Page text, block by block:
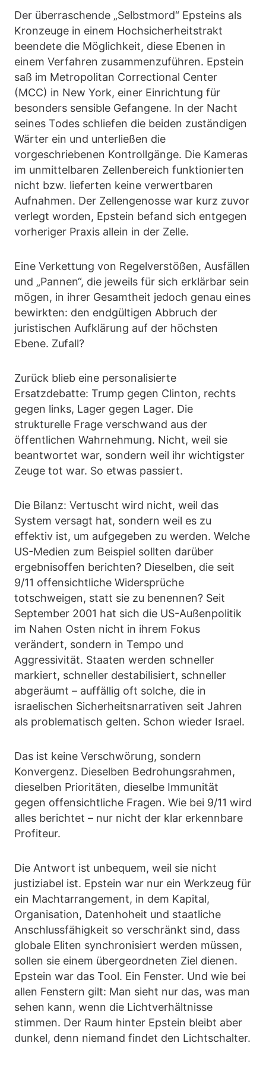
Der überraschende „Selbstmord“ Epsteins als
Kronzeuge in einem Hochsicherheitstrakt
beendete die Möglichkeit, diese Ebenen in
einem Verfahren zusammenzuführen. Epstein
saß im Metropolitan Correctional Center
(MCC) in New York, einer Einrichtung für
besonders sensible Gefangene. In der Nacht
seines Todes schliefen die beiden zuständigen
Wärter ein und unterließen die
vorgeschriebenen Kontrollgänge. Die Kameras
im unmittelbaren Zellenbereich funktionierten
nicht bzw. lieferten keine verwertbaren
Aufnahmen. Der Zellengenosse war kurz zuvor
verlegt worden, Epstein befand sich entgegen
vorheriger Praxis allein in der Zelle.
Eine Verkettung von Regelverstößen, Ausfällen
und „Pannen“, die jeweils für sich erklärbar sein
mögen, in ihrer Gesamtheit jedoch genau eines
bewirkten: den endgültigen Abbruch der
juristischen Aufklärung auf der höchsten
Ebene. Zufall?
Zurück blieb eine personalisierte
Ersatzdebatte: Trump gegen Clinton, rechts
gegen links, Lager gegen Lager. Die
strukturelle Frage verschwand aus der
öffentlichen Wahrnehmung. Nicht, weil sie
beantwortet war, sondern weil ihr wichtigster
Zeuge tot war. So etwas passiert.
Die Bilanz: Vertuscht wird nicht, weil das
System versagt hat, sondern weil es zu
effektiv ist, um aufgegeben zu werden. Welche
US-Medien zum Beispiel sollten darüber
ergebnisoffen berichten? Dieselben, die seit
9/11 offensichtliche Widersprüche
totschweigen, statt sie zu benennen? Seit
September 2001 hat sich die US-Außenpolitik
im Nahen Osten nicht in ihrem Fokus
verändert, sondern in Tempo und
Aggressivität. Staaten werden schneller
markiert, schneller destabilisiert, schneller
abgeräumt – auffällig oft solche, die in
israelischen Sicherheitsnarrativen seit Jahren
als problematisch gelten. Schon wieder Israel.
Das ist keine Verschwörung, sondern
Konvergenz. Dieselben Bedrohungsrahmen,
dieselben Prioritäten, dieselbe Immunität
gegen offensichtliche Fragen. Wie bei 9/11 wird
alles berichtet – nur nicht der klar erkennbare
Profiteur.
Die Antwort ist unbequem, weil sie nicht
justiziabel ist. Epstein war nur ein Werkzeug für
ein Machtarrangement, in dem Kapital,
Organisation, Datenhoheit und staatliche
Anschlussfähigkeit so verschränkt sind, dass
globale Eliten synchronisiert werden müssen,
sollen sie einem übergeordneten Ziel dienen.
Epstein war das Tool. Ein Fenster. Und wie bei
allen Fenstern gilt: Man sieht nur das, was man
sehen kann, wenn die Lichtverhältnisse
stimmen. Der Raum hinter Epstein bleibt aber
dunkel, denn niemand findet den Lichtschalter.